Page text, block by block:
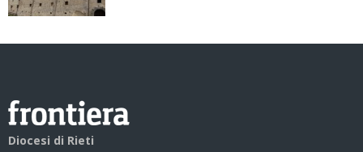
Diocesi di Rieti